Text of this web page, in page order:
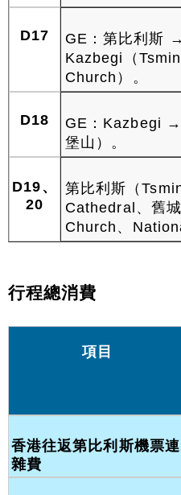
D17
GE：第比利斯
Kazbegi（
Church）。
D18
GE：Kazbegi →
堡山）。
D19、
20
第比利斯（
Cathedral、舊
Church、
行程總消費
項目
香港往返第比利斯機票連
雜費